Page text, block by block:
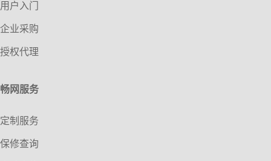
用户入门
企业采购
授权代理
畅网服务
定制服务
保修查询